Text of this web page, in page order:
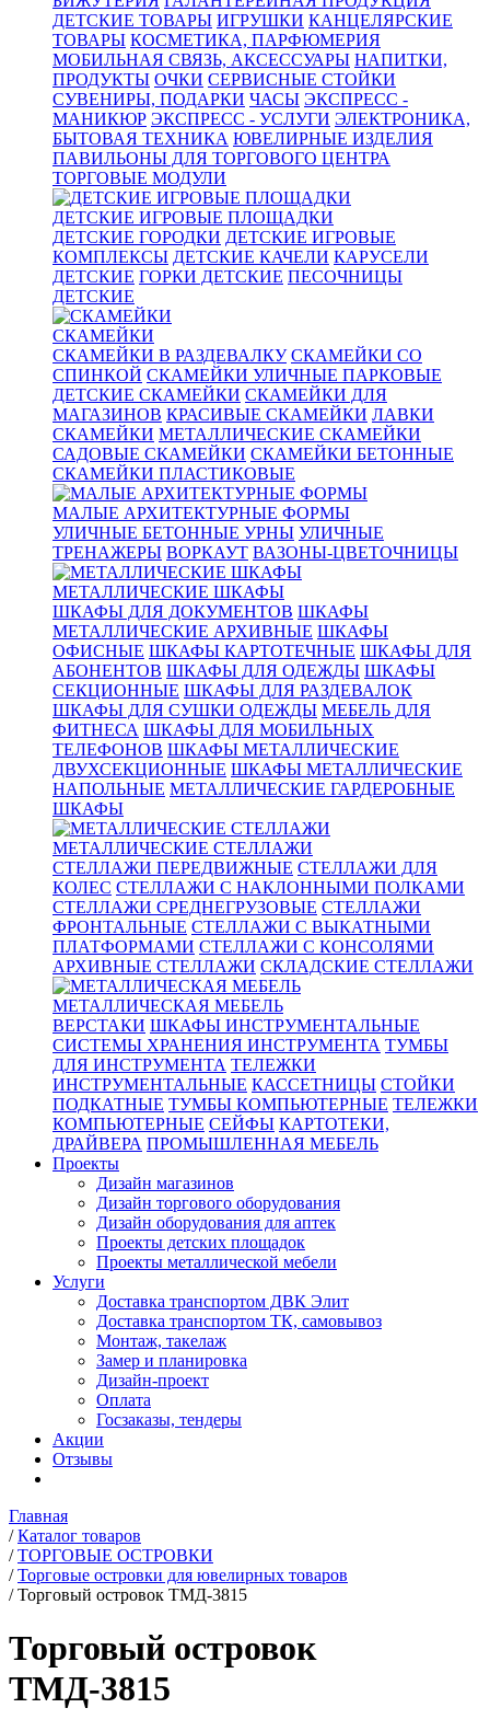
ДЕТСКИЕ ТОВАРЫ ИГРУШКИ КАНЦЕЛЯРСКИЕ
ТОВАРЫ КОСМЕТИКА, ПАРФЮМЕРИЯ
МОБИЛЬНАЯ СВЯЗЬ, АКСЕССУАРЫ НАПИТКИ,
ПРОДУКТЫ ОЧКИ СЕРВИСНЫЕ СТОЙКИ
СУВЕНИРЫ, ПОДАРКИ ЧАСЫ ЭКСПРЕСС -
МАНИКЮР ЭКСПРЕСС - УСЛУГИ ЭЛЕКТРОНИКА,
БЫТОВАЯ ТЕХНИКА ЮВЕЛИРНЫЕ ИЗДЕЛИЯ
ПАВИЛЬОНЫ ДЛЯ ТОРГОВОГО ЦЕНТРА
ТОРГОВЫЕ МОДУЛИ
ДЕТСКИЕ ИГРОВЫЕ ПЛОЩАДКИ
ДЕТСКИЕ ГОРОДКИ ДЕТСКИЕ ИГРОВЫЕ
КОМПЛЕКСЫ ДЕТСКИЕ КАЧЕЛИ КАРУСЕЛИ
ДЕТСКИЕ ГОРКИ ДЕТСКИЕ ПЕСОЧНИЦЫ
ДЕТСКИЕ
СКАМЕЙКИ
СКАМЕЙКИ В РАЗДЕВАЛКУ СКАМЕЙКИ СО
СПИНКОЙ СКАМЕЙКИ УЛИЧНЫЕ ПАРКОВЫЕ
ДЕТСКИЕ СКАМЕЙКИ СКАМЕЙКИ ДЛЯ
МАГАЗИНОВ КРАСИВЫЕ СКАМЕЙКИ ЛАВКИ
СКАМЕЙКИ МЕТАЛЛИЧЕСКИЕ СКАМЕЙКИ
САДОВЫЕ СКАМЕЙКИ СКАМЕЙКИ БЕТОННЫЕ
СКАМЕЙКИ ПЛАСТИКОВЫЕ
МАЛЫЕ АРХИТЕКТУРНЫЕ ФОРМЫ
УЛИЧНЫЕ БЕТОННЫЕ УРНЫ УЛИЧНЫЕ
ТРЕНАЖЕРЫ ВОРКАУТ ВАЗОНЫ-ЦВЕТОЧНИЦЫ
МЕТАЛЛИЧЕСКИЕ ШКАФЫ
ШКАФЫ ДЛЯ ДОКУМЕНТОВ ШКАФЫ
МЕТАЛЛИЧЕСКИЕ АРХИВНЫЕ ШКАФЫ
ОФИСНЫЕ ШКАФЫ КАРТОТЕЧНЫЕ ШКАФЫ ДЛЯ
АБОНЕНТОВ ШКАФЫ ДЛЯ ОДЕЖДЫ ШКАФЫ
СЕКЦИОННЫЕ ШКАФЫ ДЛЯ РАЗДЕВАЛОК
ШКАФЫ ДЛЯ СУШКИ ОДЕЖДЫ МЕБЕЛЬ ДЛЯ
ФИТНЕСА ШКАФЫ ДЛЯ МОБИЛЬНЫХ
ТЕЛЕФОНОВ ШКАФЫ МЕТАЛЛИЧЕСКИЕ
ДВУХСЕКЦИОННЫЕ ШКАФЫ МЕТАЛЛИЧЕСКИЕ
НАПОЛЬНЫЕ МЕТАЛЛИЧЕСКИЕ ГАРДЕРОБНЫЕ
ШКАФЫ
МЕТАЛЛИЧЕСКИЕ СТЕЛЛАЖИ
СТЕЛЛАЖИ ПЕРЕДВИЖНЫЕ СТЕЛЛАЖИ ДЛЯ
КОЛЕС СТЕЛЛАЖИ С НАКЛОННЫМИ ПОЛКАМИ
СТЕЛЛАЖИ СРЕДНЕГРУЗОВЫЕ СТЕЛЛАЖИ
ФРОНТАЛЬНЫЕ СТЕЛЛАЖИ С ВЫКАТНЫМИ
ПЛАТФОРМАМИ СТЕЛЛАЖИ С КОНСОЛЯМИ
АРХИВНЫЕ СТЕЛЛАЖИ СКЛАДСКИЕ СТЕЛЛАЖИ
МЕТАЛЛИЧЕСКАЯ МЕБЕЛЬ
ВЕРСТАКИ ШКАФЫ ИНСТРУМЕНТАЛЬНЫЕ
СИСТЕМЫ ХРАНЕНИЯ ИНСТРУМЕНТА ТУМБЫ
ДЛЯ ИНСТРУМЕНТА ТЕЛЕЖКИ
ИНСТРУМЕНТАЛЬНЫЕ КАССЕТНИЦЫ СТОЙКИ
ПОДКАТНЫЕ ТУМБЫ КОМПЬЮТЕРНЫЕ ТЕЛЕЖКИ
КОМПЬЮТЕРНЫЕ СЕЙФЫ КАРТОТЕКИ,
ДРАЙВЕРА ПРОМЫШЛЕННАЯ МЕБЕЛЬ
Проекты
Дизайн магазинов
Дизайн торгового оборудования
Дизайн оборудования для аптек
Проекты детских площадок
Проекты металлической мебели
Услуги
Доставка транспортом ДВК Элит
Доставка транспортом ТК, самовывоз
Монтаж, такелаж
Замер и планировка
Дизайн-проект
Оплата
Госзаказы, тендеры
Акции
Отзывы
Главная
/ Каталог товаров
/ ТОРГОВЫЕ ОСТРОВКИ
/ Торговые островки для ювелирных товаров
/ Торговый островок ТМД-3815
Торговый островок
ТМД-3815